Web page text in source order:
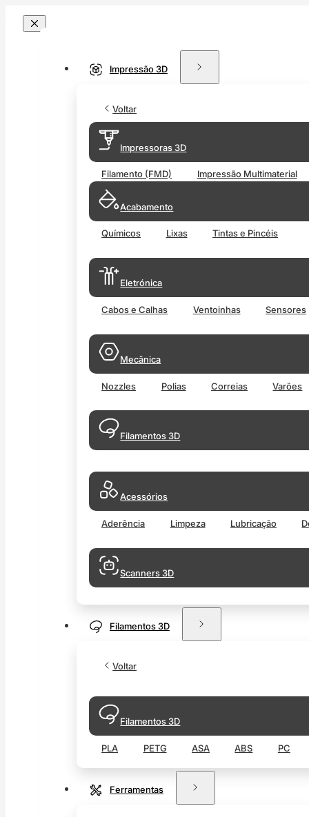
Impressão 3D
Voltar
Impressoras 3D
Filamento (FMD) Impressão Multimaterial
Acabamento
Químicos Lixas Tintas e Pincéis
Eletrónica
Cabos e Calhas Ventoinhas Sensores
Mecânica
Nozzles Polias Correias Varões
Filamentos 3D
Acessórios
Aderência Limpeza Lubricação
Scanners 3D
Filamentos 3D
Voltar
Filamentos 3D
PLA PETG ASA ABS PC
Ferramentas